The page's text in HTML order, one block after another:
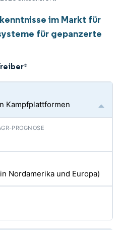
im Markt für
für gepanzerte
*
Kampfplattformen
Nordamerika und Europa)